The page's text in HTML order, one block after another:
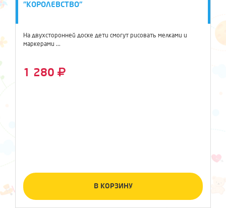
"КОРОЛЕВСТВО"
На двухсторонней доске дети смогут рисовать мелками и
маркерами ...
1 280
В КОРЗИНУ